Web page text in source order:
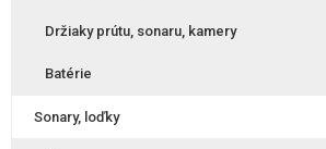
Držiaky prútu, sonaru, kamery
Batérie
Sonary, loďky